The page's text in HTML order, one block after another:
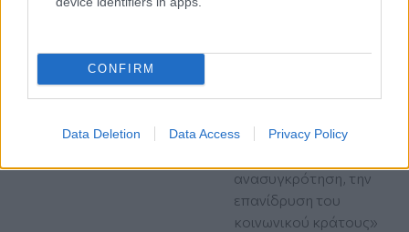
CONFIRM
Data Deletion Data Access Privacy Policy
Θεσσαλονίκη
Ανάπτυξη, την
ανασυγκρότηση, την
επανίδρυση του
κοινωνικού κράτους»